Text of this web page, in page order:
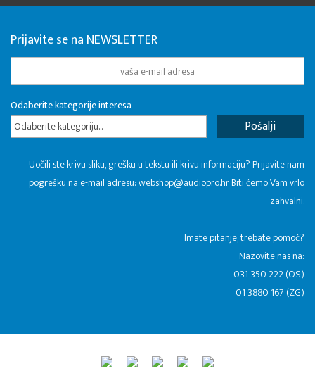
Prijavite se na NEWSLETTER
Odaberite kategorije interesa
Odaberite kategoriju...
Uočili ste krivu sliku, grešku u tekstu ili krivu informaciju? Prijavite nam
pogrešku na e-mail adresu:webshop@audiopro.hrBiti ćemo Vam vrlo
zahvalni.
​Imate pitanje, trebate pomoć?
Nazovite nas na:
031 350 222 (OS)
01 3880 167 (ZG)